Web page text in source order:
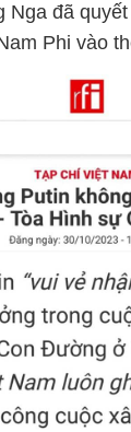
Nga đã
Phi vào